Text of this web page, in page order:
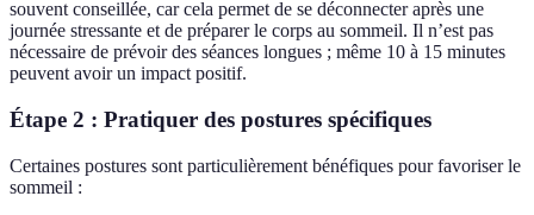
souvent conseillée, car cela permet de se déconnecter après une
journée stressante et de préparer le corps au sommeil. Il n’est pas
nécessaire de prévoir des séances longues ; même 10 à 15 minutes
peuvent avoir un impact positif.
Étape 2 : Pratiquer des postures spécifiques
Certaines postures sont particulièrement bénéfiques pour favoriser le
sommeil :